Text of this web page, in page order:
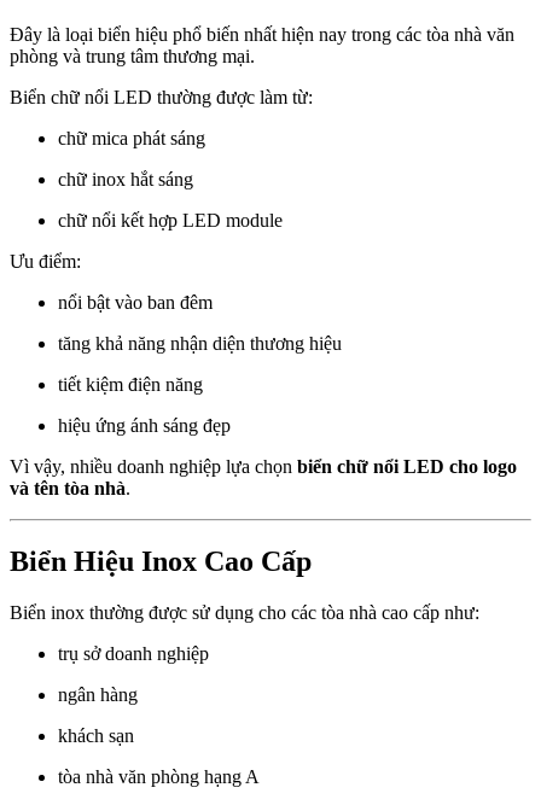
Đây là loại biển hiệu phổ biến nhất hiện nay trong các tòa nhà văn
phòng và trung tâm thương mại.
Biển chữ nổi LED thường được làm từ:
chữ mica phát sáng
chữ inox hắt sáng
chữ nổi kết hợp LED module
Ưu điểm:
nổi bật vào ban đêm
tăng khả năng nhận diện thương hiệu
tiết kiệm điện năng
hiệu ứng ánh sáng đẹp
Vì vậy, nhiều doanh nghiệp lựa chọn biển chữ nổi LED cho logo
và tên tòa nhà.
Biển Hiệu Inox Cao Cấp
Biển inox thường được sử dụng cho các tòa nhà cao cấp như:
trụ sở doanh nghiệp
ngân hàng
khách sạn
tòa nhà văn phòng hạng A